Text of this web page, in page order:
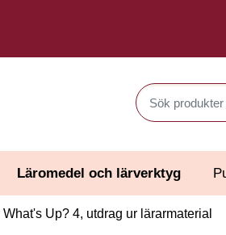
Sök produkter
Läromedel och lärverktyg
What's Up? 4, utdrag ur lärarmaterial